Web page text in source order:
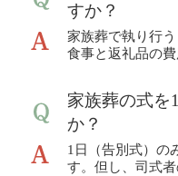
すか？
家族葬で執り行
食事と返礼品の費
家族葬の式を
か？
1日（告別式）の
す。但し、司式